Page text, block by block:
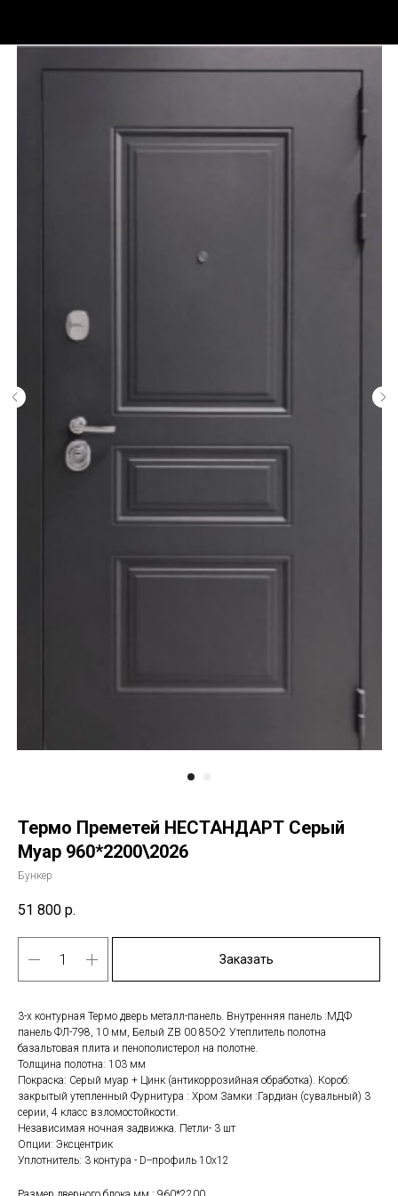
Термо Преметей НЕСТАНДАРТ Серый
Муар 960*2200\2026
Бункер
51 800 р.
Заказать
3-х контурная Термо дверь металл-панель. Внутренняя панель :МДФ
панель ФЛ-798, 10 мм, Белый ZB 00 850-2 Утеплитель полотна
базальтовая плита и пенополистерол на полотне.
Толщина полотна: 103 мм
Покраска: Серый муар + Цинк (антикоррозийная обработка). Короб:
закрытый утепленный Фурнитура : Хром Замки :Гардиан (сувальный) 3
серии, 4 класс взломостойкости.
Независимая ночная задвижка. Петли- 3 шт
Опции: Эксцентрик
Уплотнитель: 3 контура - D--профиль 10х12